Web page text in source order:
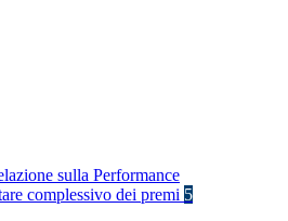
sulla Performance
complessivo dei premi 5